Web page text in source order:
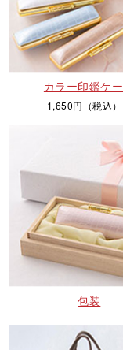
カラー印鑑ケ
1,650円（税込
包装